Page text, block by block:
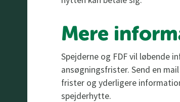
Mere
Spejderne og FDF vil løbende
ansøgningsfrister. Send en
frister og yderligere
spejderhytte.